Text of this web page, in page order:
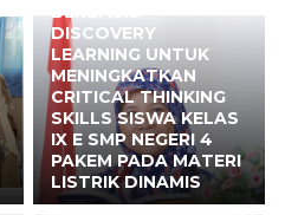
BERBASIS
DISCOVERY
LEARNING UNTUK
MENINGKATKAN
CRITICAL THINKING
SKILLS SISWA KELAS
IX E SMP NEGERI 4
PAKEM PADA MATERI
LISTRIK DINAMIS